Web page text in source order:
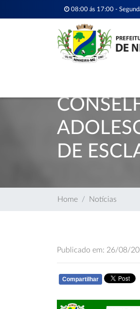
08:00 ás 17:00 -
DE
Home Notícias
Publicado em: 26/08/
Compartilhar